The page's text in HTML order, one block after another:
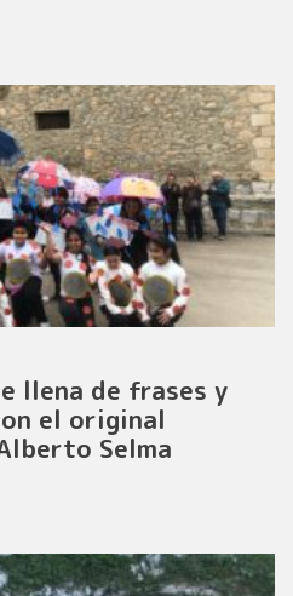
llena de frases y
el original
Selma